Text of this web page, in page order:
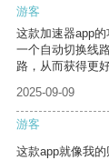
游客
这款加速器app
一个自动切换线
路，从而获得更
2025-09-09
游客
这款app就像我的